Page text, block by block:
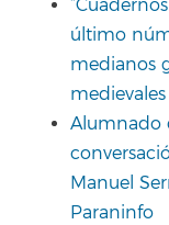
último
medianos
medievales
Alumnado
Manuel
Paraninfo